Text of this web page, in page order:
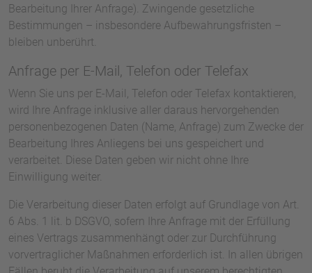
Bearbeitung Ihrer Anfrage). Zwingende gesetzliche
Bestimmungen – insbesondere Aufbewahrungsfristen –
bleiben unberührt.
Anfrage per E-Mail, Telefon oder Telefax
Wenn Sie uns per E-Mail, Telefon oder Telefax kontaktieren,
wird Ihre Anfrage inklusive aller daraus hervorgehenden
personenbezogenen Daten (Name, Anfrage) zum Zwecke der
Bearbeitung Ihres Anliegens bei uns gespeichert und
verarbeitet. Diese Daten geben wir nicht ohne Ihre
Einwilligung weiter.
Die Verarbeitung dieser Daten erfolgt auf Grundlage von Art.
6 Abs. 1 lit. b DSGVO, sofern Ihre Anfrage mit der Erfüllung
eines Vertrags zusammenhängt oder zur Durchführung
vorvertraglicher Maßnahmen erforderlich ist. In allen übrigen